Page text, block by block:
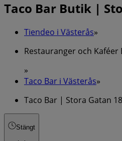
Taco Bar Butik |
Tiendeo i Västerås»
Restauranger och Kaféer
»
Taco Bar i Västerås»
Taco Bar | Stora Gatan 18
Stängt